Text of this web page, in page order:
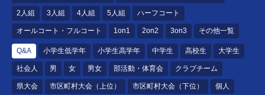
2人組 3人組 4人組 5人組 ハーフコート
オールコート・フルコート 1on1 2on2 3on3 その他一覧
Q&A 小学生低学年 小学生高学年 中学生 高校生 大学生
社会人 男 女 男女 部活動・体育会 クラブチーム
県大会 市区町村大会（上位） 市区町村大会（下位） 個人